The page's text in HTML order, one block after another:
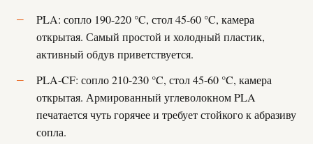
PLA: сопло 190-220 °C, стол 45-60 °C, камера
открытая. Самый простой и холодный пластик,
активный обдув приветствуется.
PLA-CF: сопло 210-230 °C, стол 45-60 °C, камера
открытая. Армированный углеволокном PLA
печатается чуть горячее и требует стойкого к абразиву
сопла.